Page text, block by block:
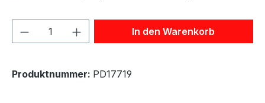
Produkt Anzahl: Gib denIn den Warenkorb
Produktnummer: PD17719